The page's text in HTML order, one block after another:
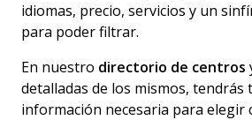
idiomas, precio, servicios y un
para poder filtrar.
En nuestro directorio de centros
detalladas de los mismos, tendrás
información necesaria para elegir